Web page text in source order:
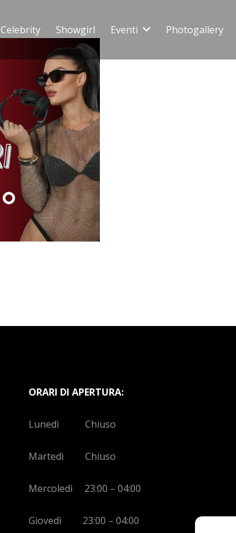
Celebrity Showgirl Eventi Photogallery
ORARI DI APERTURA:
Lunedì Chiuso
Martedì Chiuso
Mercoledì 23:00 – 04:00
Giovedì 23:00 – 04:00